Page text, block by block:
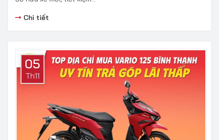
Chi tiết
05
Th11